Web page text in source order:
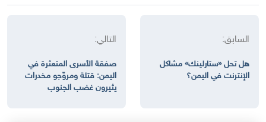
السابق:
هل تحل «ستارلينك» مشاكل
الإنترنت في اليمن؟
التالي:
صفقة الأسرى المتعثرة في
اليمن: قتلة ومروّجو مخدرات
يثيرون غضب الجنوب